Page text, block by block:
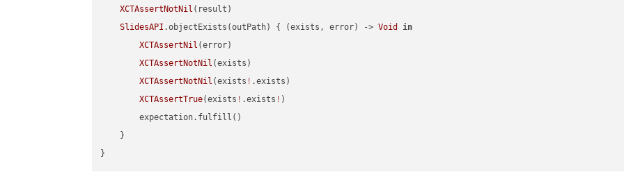
XCTAssertNotNil (result)
SlidesAPI .objectExists(outPath) { (exists, error) -> Void
in
XCTAssertNil (error)
XCTAssertNotNil (exists)
XCTAssertNotNil (exists ! .exists)
XCTAssertTrue(exists ! .exists ! )
        expectation.fulfill()
    }